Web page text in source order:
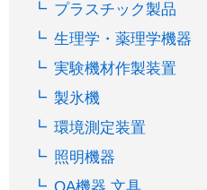
プラスチック製品
生理学・薬理学機器
実験機材作製装置
製氷機
環境測定装置
照明機器